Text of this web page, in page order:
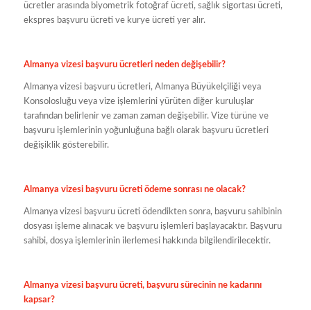
ücretler arasında biyometrik fotoğraf ücreti, sağlık sigortası ücreti,
ekspres başvuru ücreti ve kurye ücreti yer alır.
Almanya vizesi başvuru ücretleri neden değişebilir?
Almanya vizesi başvuru ücretleri, Almanya Büyükelçiliği veya
Konsolosluğu veya vize işlemlerini yürüten diğer kuruluşlar
tarafından belirlenir ve zaman zaman değişebilir. Vize türüne ve
başvuru işlemlerinin yoğunluğuna bağlı olarak başvuru ücretleri
değişiklik gösterebilir.
Almanya vizesi başvuru ücreti ödeme sonrası ne olacak?
Almanya vizesi başvuru ücreti ödendikten sonra, başvuru sahibinin
dosyası işleme alınacak ve başvuru işlemleri başlayacaktır. Başvuru
sahibi, dosya işlemlerinin ilerlemesi hakkında bilgilendirilecektir.
Almanya vizesi başvuru ücreti, başvuru sürecinin ne kadarını
kapsar?